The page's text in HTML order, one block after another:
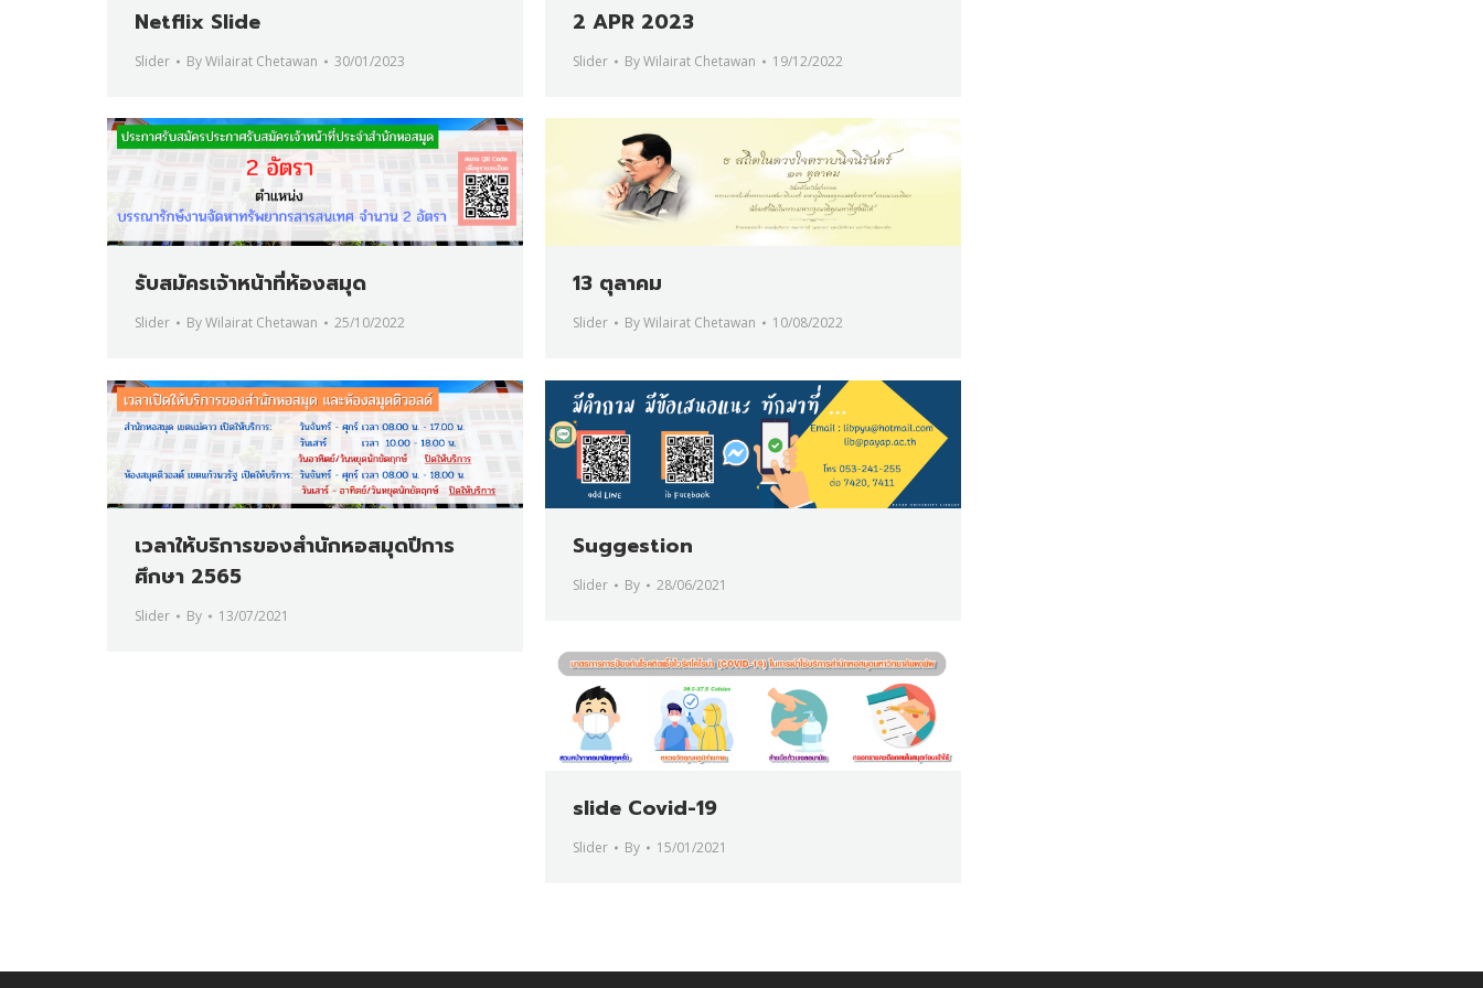
Netflix Slide
Slider ByWilairat Chetawan 30/01/2023
2 APR 2023
Slider ByWilairat Chetawan 19/12/2022
รับสมัครเจ้าหน้าที่ห้องสมุด
Slider ByWilairat Chetawan 25/10/2022
13 ตุลาคม
Slider ByWilairat Chetawan 10/08/2022
เวลาให้บริการของสำนักหอสมุดปีการ
ศึกษา 2565
Slider By 13/07/2021
Suggestion
Slider By 28/06/2021
slide Covid-19
Slider By 15/01/2021